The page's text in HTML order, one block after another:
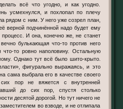
всё что угодно, и как угодно.
усмехнулся, и похлопал по плечу
рядом с ним. У него уже созрел план,
верной подчинённой надо будет ему
процесс. И она, конечно же, не станет
булькающая что-то против него
то ровно наполовину. Остальную
Однако тут всё было шито-крыто.
фигурально выражаясь, и это
сама выбрала его в качестве своего
пор не вяжется с внутренней
до сих пор, спустя столько
десятой дорогой. Но тут ничего не
во взводе, и не отлипала